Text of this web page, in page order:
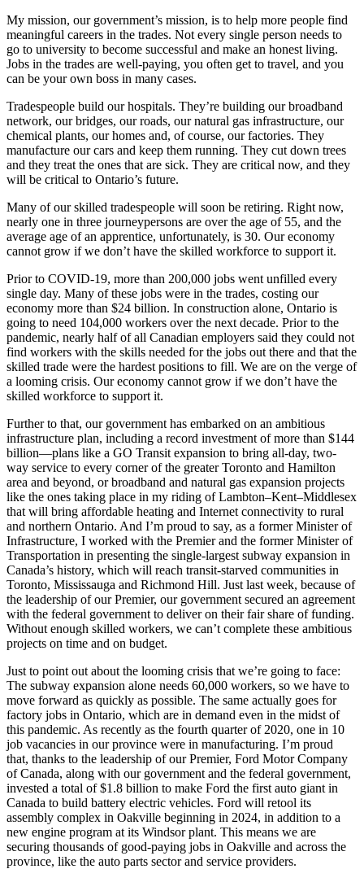
My mission, our government’s mission, is to help more people find
meaningful careers in the trades. Not every single person needs to
go to university to become successful and make an honest living.
Jobs in the trades are well-paying, you often get to travel, and you
can be your own boss in many cases.
Tradespeople build our hospitals. They’re building our broadband
network, our bridges, our roads, our natural gas infrastructure, our
chemical plants, our homes and, of course, our factories. They
manufacture our cars and keep them running. They cut down trees
and they treat the ones that are sick. They are critical now, and they
will be critical to Ontario’s future.
Many of our skilled tradespeople will soon be retiring. Right now,
nearly one in three journeypersons are over the age of 55, and the
average age of an apprentice, unfortunately, is 30. Our economy
cannot grow if we don’t have the skilled workforce to support it.
Prior to COVID-19, more than 200,000 jobs went unfilled every
single day. Many of these jobs were in the trades, costing our
economy more than $24 billion. In construction alone, Ontario is
going to need 104,000 workers over the next decade. Prior to the
pandemic, nearly half of all Canadian employers said they could not
find workers with the skills needed for the jobs out there and that the
skilled trade were the hardest positions to fill. We are on the verge of
a looming crisis. Our economy cannot grow if we don’t have the
skilled workforce to support it.
Further to that, our government has embarked on an ambitious
infrastructure plan, including a record investment of more than $144
billion—plans like a GO Transit expansion to bring all-day, two-
way service to every corner of the greater Toronto and Hamilton
area and beyond, or broadband and natural gas expansion projects
like the ones taking place in my riding of Lambton–Kent–Middlesex
that will bring affordable heating and Internet connectivity to rural
and northern Ontario. And I’m proud to say, as a former Minister of
Infrastructure, I worked with the Premier and the former Minister of
Transportation in presenting the single-largest subway expansion in
Canada’s history, which will reach transit-starved communities in
Toronto, Mississauga and Richmond Hill. Just last week, because of
the leadership of our Premier, our government secured an agreement
with the federal government to deliver on their fair share of funding.
Without enough skilled workers, we can’t complete these ambitious
projects on time and on budget.
Just to point out about the looming crisis that we’re going to face:
The subway expansion alone needs 60,000 workers, so we have to
move forward as quickly as possible. The same actually goes for
factory jobs in Ontario, which are in demand even in the midst of
this pandemic. As recently as the fourth quarter of 2020, one in 10
job vacancies in our province were in manufacturing. I’m proud
that, thanks to the leadership of our Premier, Ford Motor Company
of Canada, along with our government and the federal government,
invested a total of $1.8 billion to make Ford the first auto giant in
Canada to build battery electric vehicles. Ford will retool its
assembly complex in Oakville beginning in 2024, in addition to a
new engine program at its Windsor plant. This means we are
securing thousands of good-paying jobs in Oakville and across the
province, like the auto parts sector and service providers.